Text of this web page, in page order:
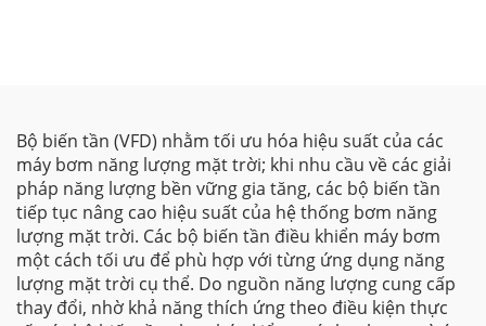
Bộ biến tần (VFD) nhằm tối ưu hóa hiệu suất của các
máy bơm năng lượng mặt trời; khi nhu cầu về các giải
pháp năng lượng bền vững gia tăng, các bộ biến tần
tiếp tục nâng cao hiệu suất của hệ thống bơm năng
lượng mặt trời. Các bộ biến tần điều khiển máy bơm
một cách tối ưu để phù hợp với từng ứng dụng năng
lượng mặt trời cụ thể. Do nguồn năng lượng cung cấp
thay đổi, nhờ khả năng thích ứng theo điều kiện thực